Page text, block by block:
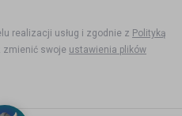
Establishment - Max Kolonko
realizacji usług i zgodnie z Polityką
zmienić swoje ustawienia plików